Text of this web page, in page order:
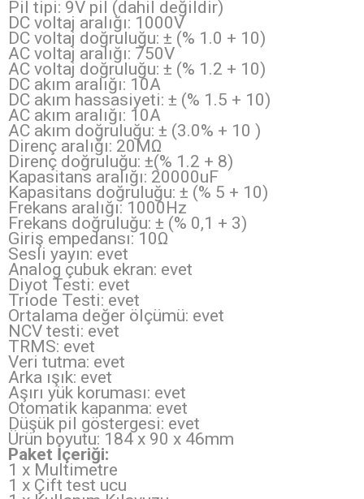
Pil tipi: 9V pil (dahil değildir)
DC voltaj aralığı: 1000V
DC voltaj doğruluğu: ± (% 1.0 + 10)
AC voltaj aralığı: 750V
AC voltaj doğruluğu: ± (% 1.2 + 10)
DC akım aralığı: 10A
DC akım hassasiyeti: ± (% 1.5 + 10)
AC akım aralığı: 10A
AC akım doğruluğu: ± (3.0% + 10 )
Direnç aralığı: 20MΩ
Direnç doğruluğu: ±(% 1.2 + 8)
Kapasitans aralığı: 20000uF
Kapasitans doğruluğu: ± (% 5 + 10)
Frekans aralığı: 1000Hz
Frekans doğruluğu: ± (% 0,1 + 3)
Giriş empedansı: 10Ω
Sesli yayın: evet
Analog çubuk ekran: evet
Diyot Testi: evet
Triode Testi: evet
Ortalama değer ölçümü: evet
NCV testi: evet
TRMS: evet
Veri tutma: evet
Arka ışık: evet
Aşırı yük koruması: evet
Otomatik kapanma: evet
Düşük pil göstergesi: evet
Ürün boyutu: 184 x 90 x 46mm
Paket İçeriği:
1 x Multimetre
1 x Çift test ucu